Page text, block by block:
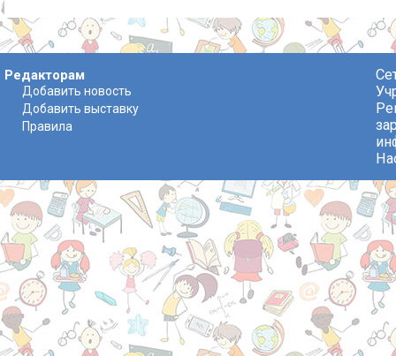
Редакторам
Добавить новость
Добавить выставку
Правила